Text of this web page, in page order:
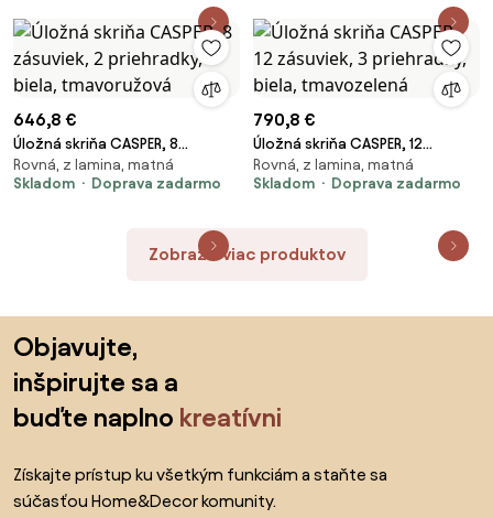
646,8 €
Úložná skriňa CASPER, 8
zásuviek, 2 priehradky, biela,
tmavoružová
Rovná, z lamina, matná
Skladom
Doprava zadarmo
790,8 €
Úložná skriňa CASPER, 12
zásuviek, 3 priehradky, biela,
tmavozelená
Rovná, z lamina, matná
Skladom
Doprava zadarmo
Zobraziť viac produktov
Objavujte,
inšpirujte sa a
buďte naplno kreatívni
Získajte prístup ku všetkým funkciám a staňte sa
súčasťou Home&Decor komunity.